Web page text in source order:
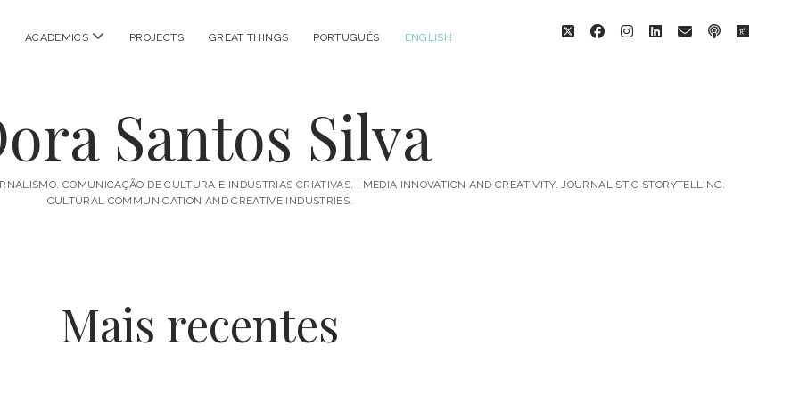
ACADEMICS open
PROJECTS GREAT THINGS PORTUGUÊS ENGLISH twitterfacebookinstagram
linkedin
emailpodcast
Santos Silva
COMUNICAÇÃO DE CULTURA E INDÚSTRIAS CRIATIVAS. | MEDIA INNOVATION AND CREATIVITY. JOURNALISTIC STORYTELLING.
CULTURAL COMMUNICATION AND CREATIVE INDUSTRIES.
Mais recentes